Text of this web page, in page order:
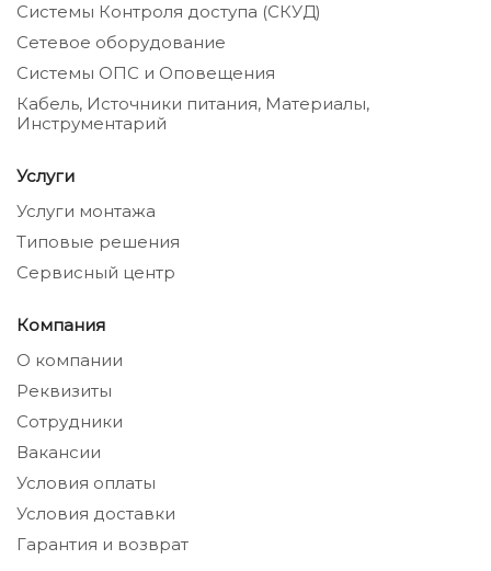
Системы Контроля доступа (СКУД)
Сетевое оборудование
Системы ОПС и Оповещения
Кабель, Источники питания, Материалы,
Инструментарий
Услуги
Услуги монтажа
Типовые решения
Сервисный центр
Компания
О компании
Реквизиты
Сотрудники
Вакансии
Условия оплаты
Условия доставки
Гарантия и возврат